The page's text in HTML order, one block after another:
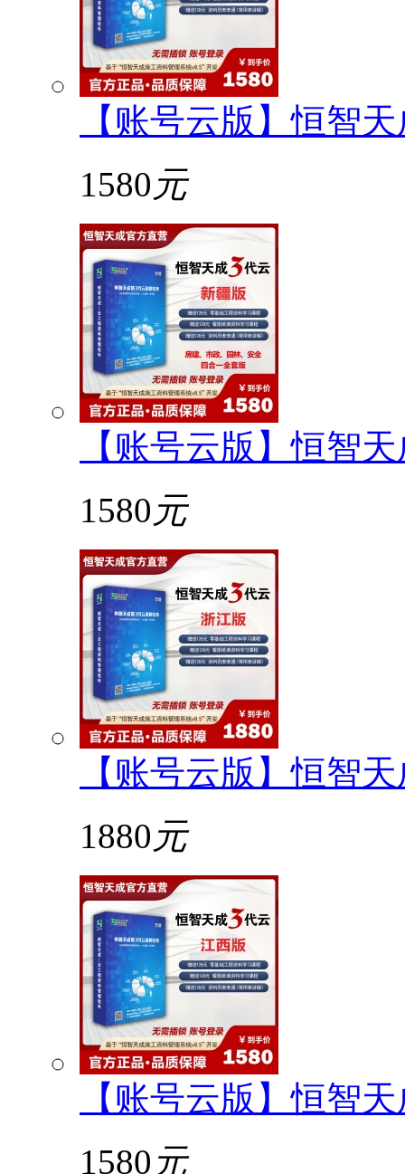
【账号云版】恒智
1580 元
【账号云版】恒智
1580 元
【账号云版】恒智
1880 元
【账号云版】恒智
1580 元